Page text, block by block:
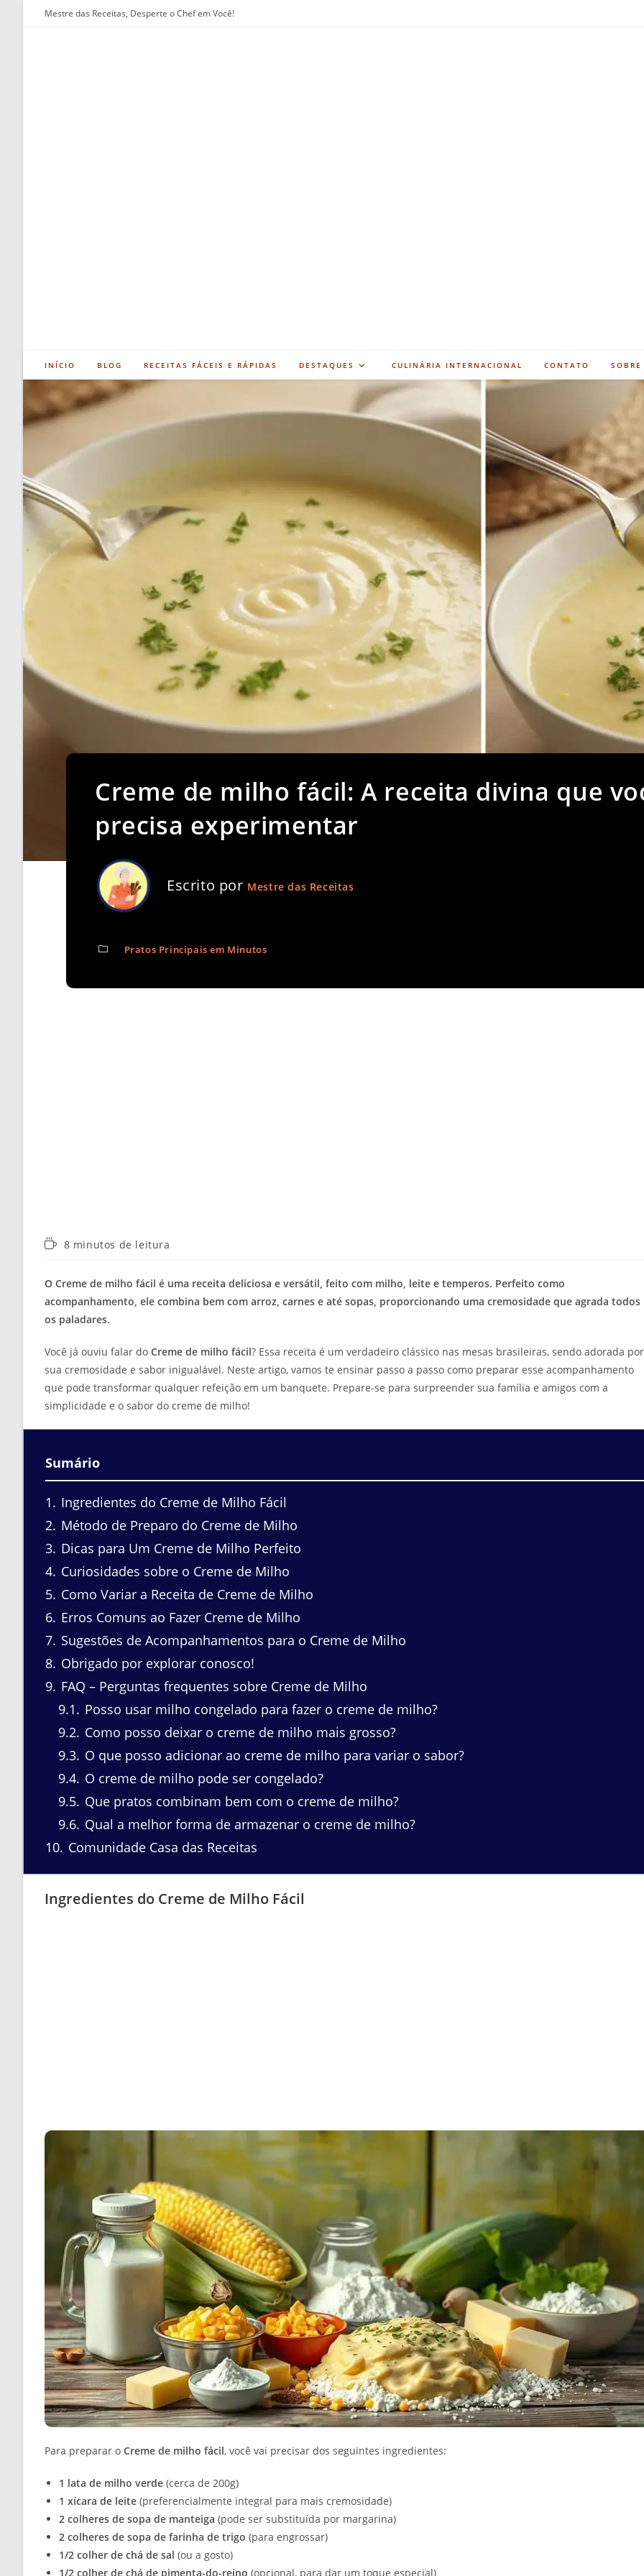
Mestre das Receitas, Desperte o Chef em Você!
INÍCIO BLOG RECEITAS FÁCEIS E RÁPIDAS DESTAQUES CULINÁRIA INTERNACIONAL CONTATO SOBRE
Creme de milho fácil: A receita divina que
precisa experimentar
Escrito por Mestre das Receitas
Pratos Principais em Minutos
Tempo8 minutos de leitura
O Creme de milho fácil é uma receita deliciosa e versátil, feito com milho, leite e temperos. Perfeito como
acompanhamento, ele combina bem com arroz, carnes e até sopas, proporcionando uma cremosidade que agrada todos
os paladares.
Você já ouviu falar do Creme de milho fácil? Essa receita é um verdadeiro clássico nas mesas brasileiras, sendo adorada por
sua cremosidade e sabor inigualável. Neste artigo, vamos te ensinar passo a passo como preparar esse acompanhamento
que pode transformar qualquer refeição em um banquete. Prepare-se para surpreender sua família e amigos com a
simplicidade e o sabor do creme de milho!
Sumário
1
Ingredientes do Creme de Milho Fácil
2 Método de Preparo do Creme de Milho
3 Dicas para Um Creme de Milho Perfeito
4 Curiosidades sobre o Creme de Milho
5 Como Variar a Receita de Creme de Milho
6 Erros Comuns ao Fazer Creme de Milho
7 Sugestões de Acompanhamentos para o Creme de Milho
8 Obrigado por explorar conosco!
9 FAQ – Perguntas frequentes sobre Creme de Milho
9.1
Posso usar milho congelado para fazer o creme de milho?
9.2 Como posso deixar o creme de milho mais grosso?
9.3 O que posso adicionar ao creme de milho para variar o sabor?
9.4 O creme de milho pode ser congelado?
9.5 Que pratos combinam bem com o creme de milho?
9.6 Qual a melhor forma de armazenar o creme de milho?
10 Comunidade Casa das Receitas
Ingredientes do Creme de Milho Fácil
Para preparar o Creme de milho fácil, você vai precisar dos seguintes ingredientes:
1 lata de milho verde (cerca de 200g)
1 xícara de leite (preferencialmente integral para mais cremosidade)
2 colheres de sopa de manteiga (pode ser substituída por margarina)
2 colheres de sopa de farinha de trigo (para engrossar)
1/2 colher de chá de sal (ou a gosto)
1/2 colher de chá de pimenta-do-reino (opcional, para dar um toque especial)